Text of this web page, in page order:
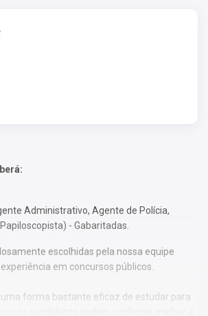
Administrativo, Agente de Polícia,
- Gabaritadas.
escolhidas pela nossa equipe
em concursos públicos.
uma forma bastante eficaz de estudar para
os candidatos podem conhecer melhor a